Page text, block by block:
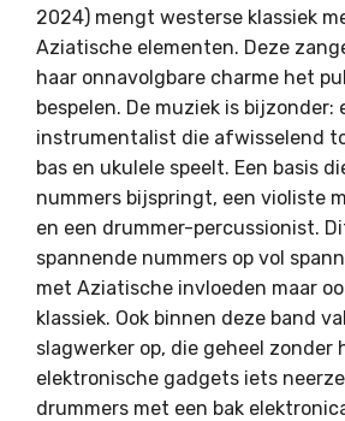
2024) mengt westerse klassiek
Aziatische elementen. Deze
haar onnavolgbare charme het
bespelen. De muziek is bijzonder:
instrumentalist die afwisselend
bas en ukulele speelt. Een basis
nummers bijspringt, een violiste
en een drummer-percussionist.
spannende nummers op vol
met Aziatische invloeden maar
klassiek. Ook binnen deze band
slagwerker op, die geheel zonder
elektronische gadgets iets
drummers met een bak